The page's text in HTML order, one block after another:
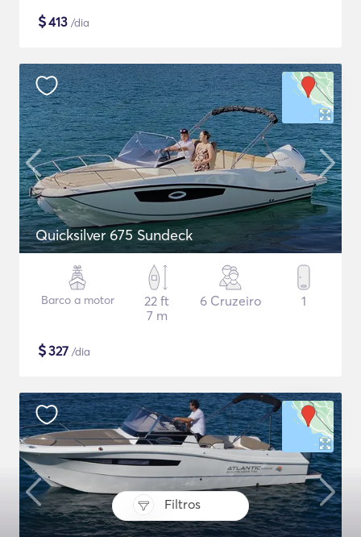
Filtros
$413 /dia
Quicksilver 675 Sundeck
Barco a motor
22 ft
7 m
6 Cruzeiro 1
$327 /dia